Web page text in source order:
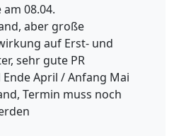
08.04.
aber große
auf Erst- und
sehr gute PR
April / Anfang Mai
Termin muss noch